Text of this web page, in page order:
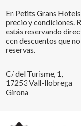
En Petits Grans
precio y condiciones.
estás reservando
con descuentos que
reservas.
C/ del Turisme, 1,
17253 Vall-llobrega
Girona